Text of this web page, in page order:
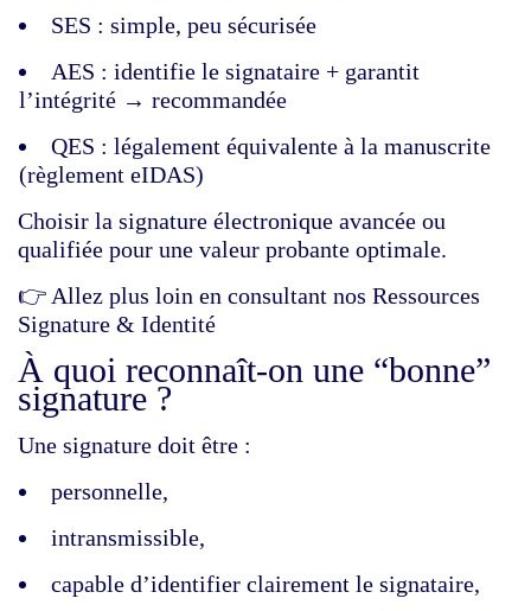
SES : simple, peu sécurisée
AES : identifie le signataire + garantit
l’intégrité → recommandée
QES : légalement équivalente à la manuscrite
(règlement eIDAS)
Choisir la signature électronique avancée ou
qualifiée pour une valeur probante optimale.
👉 Allez plus loin en consultant nos Ressources
Signature & Identité
À quoi reconnaît‑on une “bonne”
signature ?
Une signature doit être :
personnelle,
intransmissible,
capable d’identifier clairement le signataire,